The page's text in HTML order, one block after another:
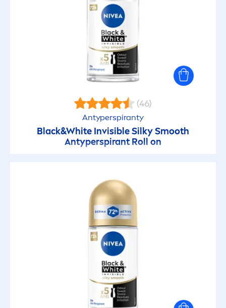
(46)
Antyperspiranty
Black&White Invisible Silky Smooth
Antyperspirant Roll on